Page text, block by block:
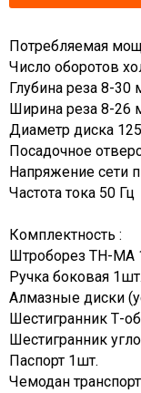
Потребляемая
Число оборотов
Глубина реза 8-30
Ширина реза 8-26
Диаметр диска
Посадочное
Напряжение сети
Частота тока 50 Гц
Комплектность :
Штроборез TH-MA
Ручка боковая 1шт.
Алмазные диски
Шестигранник Т-
Шестигранник
Паспорт 1шт.
Чемодан